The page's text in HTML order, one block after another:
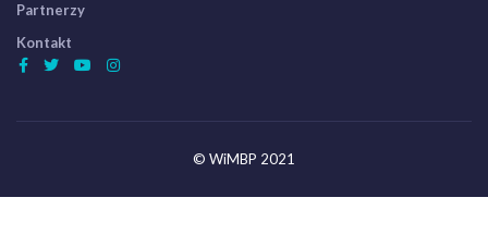
Partnerzy
Kontakt
© WiMBP 2021